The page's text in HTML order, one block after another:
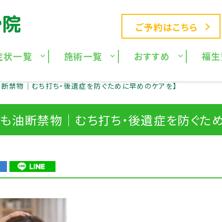
ご予約はこちら
状一覧 施術一覧 おすすめ 福
禁物｜むち打ち・後遺症を防ぐために早めのケアを】
油断禁物｜むち打ち・後遺症を防ぐた